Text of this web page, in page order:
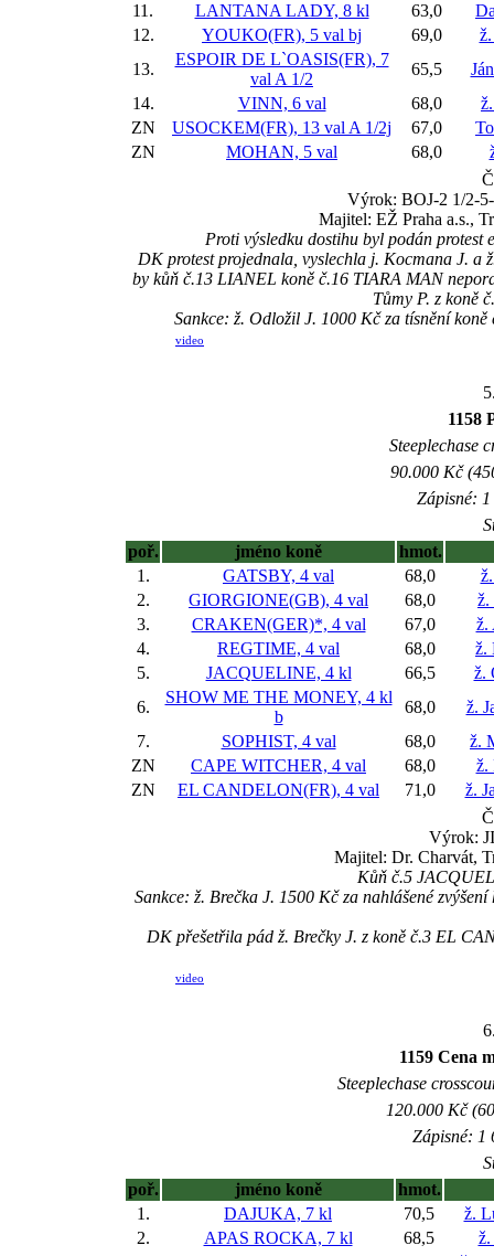
11.
LANTANA LADY, 8 kl 63,0
12.
YOUKO(FR), 5 val bj 69,0
13.
ESPOIR DE L`OASIS(FR), 7
val A 1/2
65,5
14.
VINN, 6 val 68,0
ZN
USOCKEM(FR), 13 val A 1/2j 67,0
ZN
MOHAN, 5 val 68,0
Výrok: BOJ-2 1/2-
Majitel: EŽ Praha a.s.,
Proti výsledku dostihu byl podán
DK protest projednala, vyslechla j. Kocmana J. a
by kůň č.13 LIANEL koně č.16 TIARA MAN
Tůmy P. z koně
Sankce: ž. Odložil J. 1000 Kč za tísnění
video
1158
Steeplechase
90.000 Kč
Zápisné:
poř.
jméno koně
hmot.
1.
GATSBY, 4 val 68,0
2.
GIORGIONE(GB), 4 val 68,0
ž.
3.
CRAKEN(GER)*, 4 val 67,0
ž.
4.
REGTIME, 4 val 68,0
ž.
5.
JACQUELINE, 4 kl 66,5
ž.
6.
SHOW ME THE MONEY, 4 kl
b
68,0
ž.
7.
SOPHIST, 4 val 68,0
ž.
ZN
CAPE WITCHER, 4 val 68,0
ž.
ZN
EL CANDELON(FR), 4 val 71,0
ž.
Výrok:
Majitel: Dr. Charvát,
Kůň č.5
Sankce: ž. Brečka J. 1500 Kč za nahlášené
DK přešetřila pád ž. Brečky J. z koně č.3 EL
video
1159 Cena
Steeplechase
120.000 Kč
Zápisné: 1
poř.
jméno koně
hmot.
1.
DAJUKA, 7 kl 70,5
ž.
2.
APAS ROCKA, 7 kl 68,5
ž.